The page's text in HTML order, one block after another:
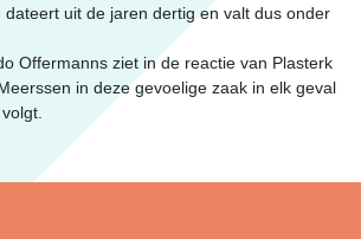
dateert uit de jaren dertig en valt dus onder
Offermanns ziet in de reactie van Plasterk
in deze gevoelige zaak in elk geval